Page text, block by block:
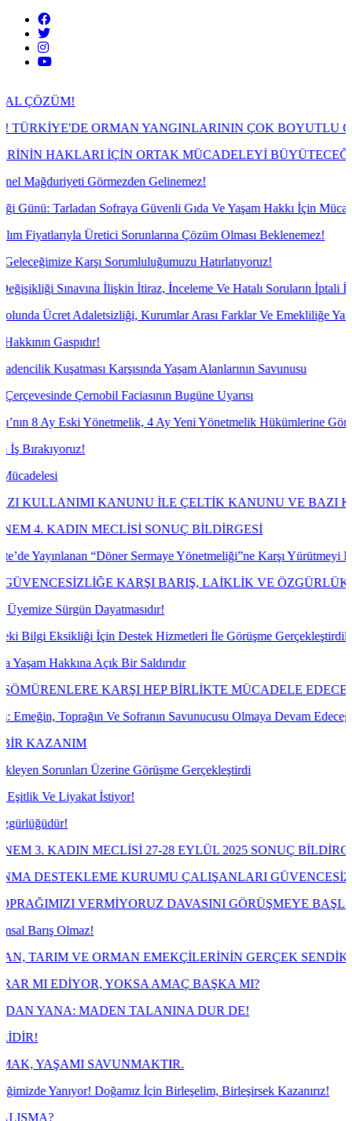
ORMAN YANGINLARININ ÇOK BOYUTLU GERÇEĞİ
İÇİN ORTAK MÜCADELEYİ BÜYÜTECEĞİZ!
Görmezden Gelinemez!
Sofraya Güvenli Gıda Ve Yaşam Hakkı İçin Mücadele!
Üretici Sorunlarına Çözüm Olması Beklenemez!
Karşı Sorumluluğumuzu Hatırlatıyoruz!
İlişkin İtiraz, İnceleme Ve Hatalı Soruların İptali İçin İtiraz
Adaletsizliği, Kurumlar Arası Farklar Ve Emekliliğe Yansımayan
Karşısında Yaşam Alanlarının Savunusu
Faciasının Bugüne Uyarısı
Yönetmelik, 4 Ay Yeni Yönetmelik Hükümlerine Göre İşlem Tesis
KANUNU İLE ÇELTİK KANUNU VE BAZI
MECLİSİ SONUÇ BİLDİRGESİ
“Döner Sermaye Yönetmeliği”ne Karşı Yürütmeyi Durdurma ve
KARŞI BARIŞ, LAİKLİK VE ÖZGÜRLÜK
Dayatmasıdır!
İçin Destek Hizmetleri İle Görüşme Gerçekleştirdik.
Açık Bir Saldırıdır
KARŞI HEP BİRLİKTE MÜCADELE EDECEĞİZ
Ve Sofranın Savunucusu Olmaya Devam Edeceğiz!
Üzerine Görüşme Gerçekleştirdi
İstiyor!
MECLİSİ 27-28 EYLÜL 2025 SONUÇ BİLDİRGESİ
KURUMU ÇALIŞANLARI GÜVENCESİZLİĞE
VERMİYORUZ DAVASINI GÖRÜŞMEYE BAŞLIYOR
ORMAN EMEKÇİLERİNİN GERÇEK SENDİKASI TARIM
YOKSA AMAÇ BAŞKA MI?
MADEN TALANINA DUR DE!
SAVUNMAKTIR.
Doğamız İçin Birleşelim, Birleşirsek Kazanırız!